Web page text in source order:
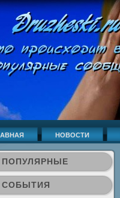
НОВОСТИ
ПОПУЛЯРНЫЕ
СОБЫТИЯ